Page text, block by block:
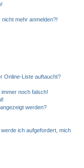
mehr anmelden?!
Online-Liste auftaucht?
noch falsch!
werden?
ich aufgefordert, mich